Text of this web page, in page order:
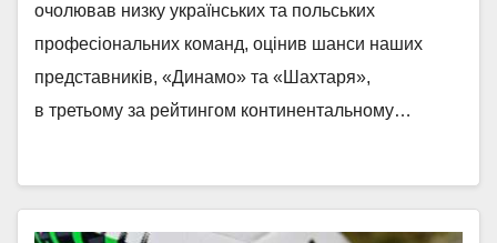
очолював низку українських та польських
професіональних команд, оцінив шанси наших
представників, «Динамо» та «Шахтаря»,
в третьому за рейтингом континентальному…